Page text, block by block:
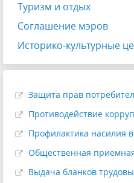
Туризм и отдых
Соглашение мэров
Историко-культурные
Защита прав
Противодействие
Профилактика насилия
Общественная
Выдача бланков